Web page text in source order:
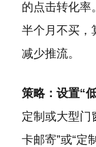
的点击转化率
半个月不买，
减少推流。
策略：设置“
定制或大型门
卡邮寄”或“定